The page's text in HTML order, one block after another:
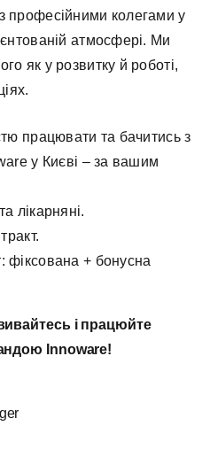
професійними колегами у
атмосфері. Ми
як у розвитку й роботі,
працювати та бачитись з
у Києві – за вашим
лікарняні.
фіксована + бонусна
і працюйте
Innoware!